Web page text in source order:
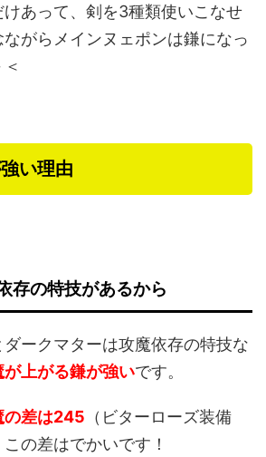
あって、剣を3種類使いこなせ
がらメインヌェポンは鎌になっ
い理由
存の特技があるから
ークマターは攻魔依存の特技な
が上がる鎌が強いです。
の差は245 （ビターローズ装備
の差はでかいです！